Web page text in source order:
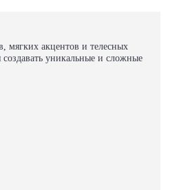
мягких акцентов и телесных
создавать уникальные и сложные